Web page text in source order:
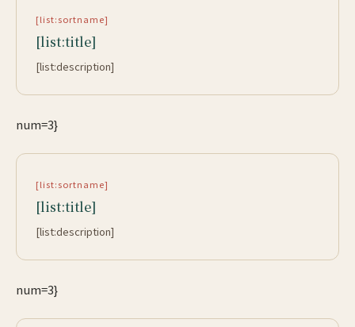
[list:sortname]
[list:title]
[list:description]
num=3}
[list:sortname]
[list:title]
[list:description]
num=3}